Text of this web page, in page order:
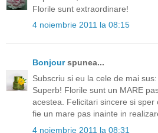
Florile sunt extraordinare!
4 noiembrie 2011 la 08:15
Bonjourspunea...
Subscriu si eu la cele de mai sus:
Superb! Florile sunt un MARE
acestea. Felicitari sincere si
fie un mare pas inainte in
4 noiembrie 2011 la 08:31